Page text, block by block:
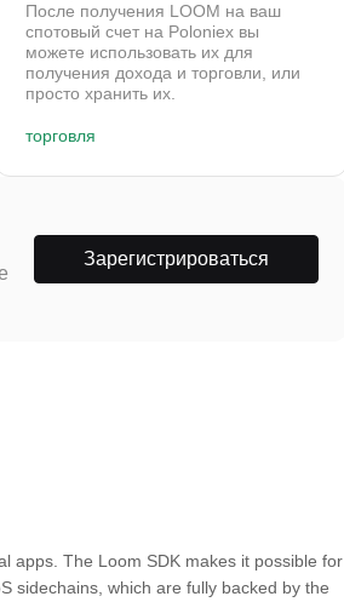
После получения LOOM на ваш
спотовый счет на Poloniex вы
можете использовать их для
получения дохода и торговли, или
просто хранить их.
торговля
Зарегистрироваться
apps. The Loom SDK makes it possible for
sidechains, which are fully backed by the